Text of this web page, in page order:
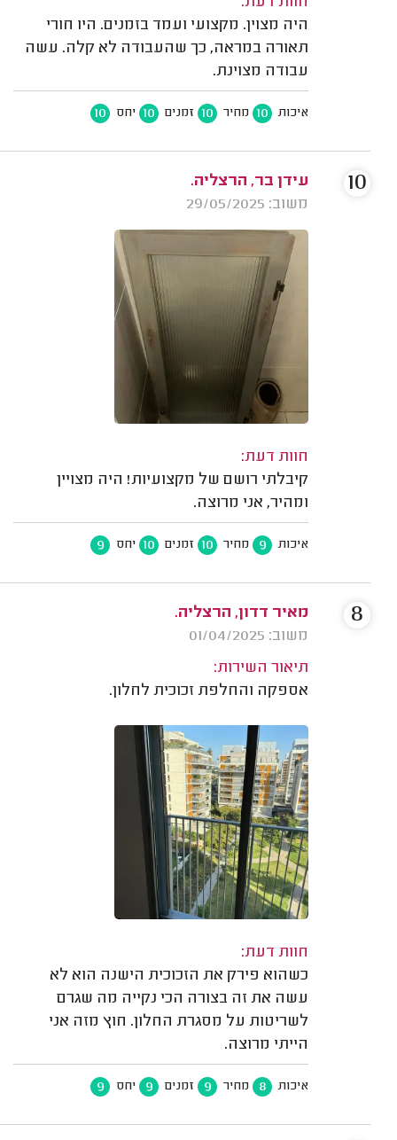
היה מצוין. מקצועי ועמד בזמנים. היו חורי
תאורה במראה, כך שהעבודה לא קלה. עשה
עבודה מצוינת.
איכות 10 מחיר 10 זמנים 10 יחס 10
עידן בר, הרצליה.
משוב: 29/05/2025
חוות דעת:
קיבלתי רושם של מקצועיות! היה מצויין
ומהיר, אני מרוצה.
איכות 9 מחיר 10 זמנים 10 יחס 9
10
מאיר דדון, הרצליה.
משוב: 01/04/2025
תיאור השירות:
אספקה והחלפת זכוכית לחלון.
חוות דעת:
כשהוא פירק את הזכוכית הישנה הוא לא
עשה את זה בצורה הכי נקייה מה שגרם
לשריטות על מסגרת החלון. חוץ מזה אני
הייתי מרוצה.
איכות 8 מחיר 9 זמנים 9 יחס 9
8